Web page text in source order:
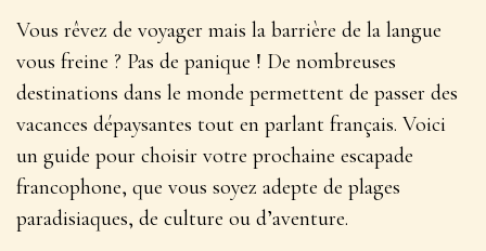
Vous rêvez de voyager mais la barrière de la langue
vous freine ? Pas de panique ! De nombreuses
destinations dans le monde permettent de passer des
vacances dépaysantes tout en parlant français. Voici
un guide pour choisir votre prochaine escapade
francophone, que vous soyez adepte de plages
paradisiaques, de culture ou d’aventure.